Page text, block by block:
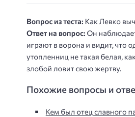
Вопрос из теста: Как Левко
Ответ на вопрос: Он
играют в ворона и видит, что
утопленниц не такая белая,
злобой ловит свою жертву.
Похожие вопросы и
Кем был отец славного